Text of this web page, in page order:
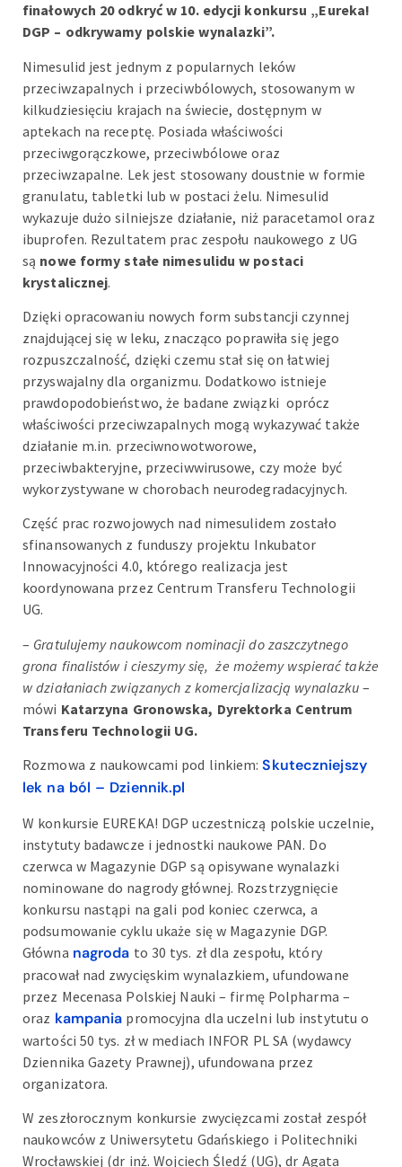
finałowych 20 odkryć w 10. edycji konkursu „Eureka!
DGP – odkrywamy polskie wynalazki”.
Nimesulid jest jednym z popularnych leków
przeciwzapalnych i przeciwbólowych, stosowanym w
kilkudziesięciu krajach na świecie, dostępnym w
aptekach na receptę. Posiada właściwości
przeciwgorączkowe, przeciwbólowe oraz
przeciwzapalne. Lek jest stosowany doustnie w formie
granulatu, tabletki lub w postaci żelu. Nimesulid
wykazuje dużo silniejsze działanie, niż paracetamol oraz
ibuprofen. Rezultatem prac zespołu naukowego z UG
są nowe formy stałe nimesulidu w postaci
krystalicznej.
Dzięki opracowaniu nowych form substancji czynnej
znajdującej się w leku, znacząco poprawiła się jego
rozpuszczalność, dzięki czemu stał się on łatwiej
przyswajalny dla organizmu. Dodatkowo istnieje
prawdopodobieństwo, że badane związki oprócz
właściwości przeciwzapalnych mogą wykazywać także
działanie m.in. przeciwnowotworowe,
przeciwbakteryjne, przeciwwirusowe, czy może być
wykorzystywane w chorobach neurodegradacyjnych.
Część prac rozwojowych nad nimesulidem zostało
sfinansowanych z funduszy projektu Inkubator
Innowacyjności 4.0, którego realizacja jest
koordynowana przez Centrum Transferu Technologii
UG.
– Gratulujemy naukowcom nominacji do zaszczytnego
grona finalistów i cieszymy się, że możemy wspierać także
w działaniach związanych z komercjalizacją wynalazku –
mówi Katarzyna Gronowska, Dyrektorka Centrum
Transferu Technologii UG.
Rozmowa z naukowcami pod linkiem:Skuteczniejszy
lek na ból – Dziennik.pl
W konkursie EUREKA! DGP uczestniczą polskie uczelnie,
instytuty badawcze i jednostki naukowe PAN. Do
czerwca w Magazynie DGP są opisywane wynalazki
nominowane do nagrody głównej. Rozstrzygnięcie
konkursu nastąpi na gali pod koniec czerwca, a
podsumowanie cyklu ukaże się w Magazynie DGP.
Główna nagroda to 30 tys. zł dla zespołu, który
pracował nad zwycięskim wynalazkiem, ufundowane
przez Mecenasa Polskiej Nauki – firmę Polpharma –
oraz kampania promocyjna dla uczelni lub instytutu o
wartości 50 tys. zł w mediach INFOR PL SA (wydawcy
Dziennika Gazety Prawnej), ufundowana przez
organizatora.
W zeszłorocznym konkursie zwycięzcami został zespół
naukowców z Uniwersytetu Gdańskiego i Politechniki
Wrocławskiej (dr inż. Wojciech Śledź (UG), dr Agata